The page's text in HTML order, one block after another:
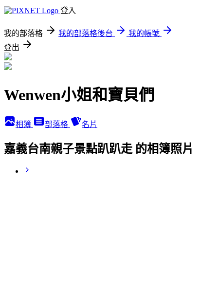
登入
我的部落格 我的部落格後台
我的帳號
登出
Wenwen小姐和寶貝們
相簿 部落格 名片
嘉義台南親子景點趴趴走 的相簿照片